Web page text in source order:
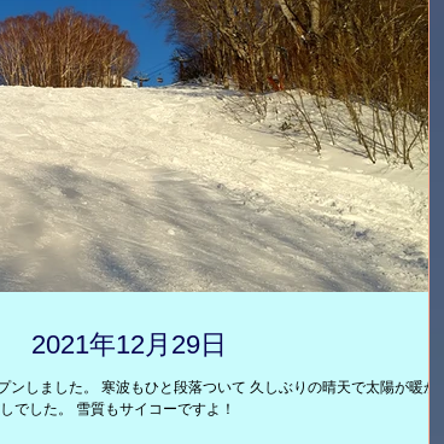
年12月29日
しました。 寒波もひと段落ついて 久しぶりの晴天で太陽が暖か
でした。 雪質もサイコーですよ！